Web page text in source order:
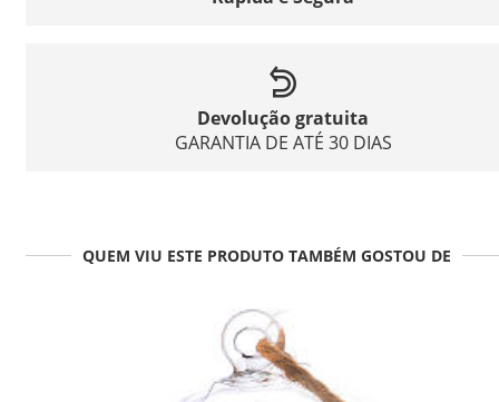
Devolução gratuita
GARANTIA DE ATÉ 30 DIAS
QUEM VIU ESTE PRODUTO TAMBÉM GOSTOU DE